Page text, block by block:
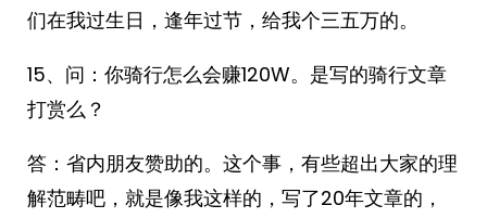
们在我过生日，逢年过节，给我个三五万的。
15、问：你骑行怎么会赚120W。是写的骑行文章
打赏么？
答：省内朋友赞助的。这个事，有些超出大家的理
解范畴吧，就是像我这样的，写了20年文章的，